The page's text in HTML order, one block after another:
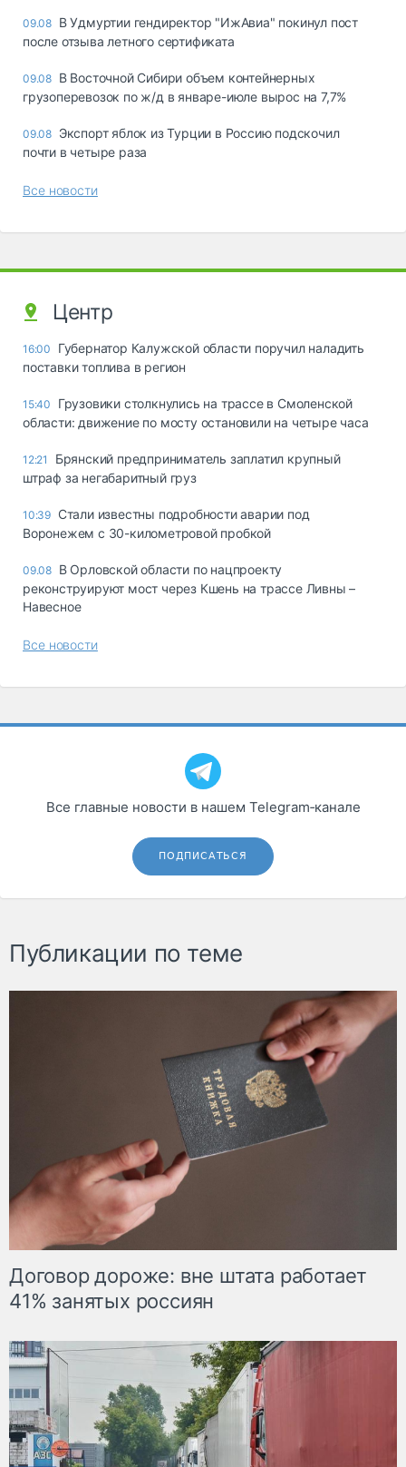
09.08 В Удмуртии гендиректор "ИжАвиа" покинул пост
после отзыва летного сертификата
09.08 В Восточной Сибири объем контейнерных
грузоперевозок по ж/д в январе-июле вырос на 7,7%
09.08 Экспорт яблок из Турции в Россию подскочил
почти в четыре раза
Все новости
Центр
16:00
Губернатор Калужской области поручил наладить
поставки топлива в регион
15:40
Грузовики столкнулись на трассе в Смоленской
области: движение по мосту остановили на четыре часа
12:21
Брянский предприниматель заплатил крупный
штраф за негабаритный груз
10:39 Стали известны подробности аварии под
Воронежем с 30-километровой пробкой
09.08 В Орловской области по нацпроекту
реконструируют мост через Кшень на трассе Ливны –
Навесное
Все новости
Все главные новости в нашем Telegram‑канале
ПОДПИСАТЬСЯ
Публикации по теме
Договор дороже: вне штата работает
41% занятых россиян